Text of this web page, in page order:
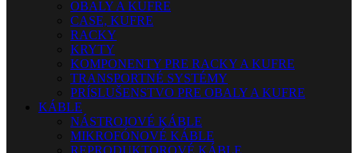
OBALY A KUFRE
CASE, KUFRE
RACKY
KRYTY
KOMPONENTY PRE RACKY A KUFRE
TRANSPORTNÉ SYSTÉMY
PRÍSLUŠENSTVO PRE OBALY A KUFRE
KÁBLE
NÁSTROJOVÉ KÁBLE
MIKROFÓNOVÉ KÁBLE
REPRODUKTOROVÉ KÁBLE